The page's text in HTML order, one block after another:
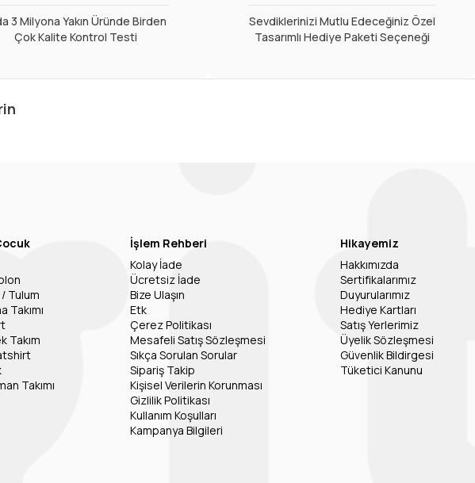
3 Milyona Yakın Üründe Birden
Çok Kalite Kontrol Testi
Sevdiklerinizi Mutlu Edeceğiniz Özel
Tasarımlı Hediye Paketi Seçeneği
/ Tulum
Takımı
Takım
Takımı
İşlem Rehberi
Kolay İade
Ücretsiz İade
Bize Ulaşın
Etk
Çerez Politikası
Mesafeli Satış Sözleşmesi
Sıkça Sorulan Sorular
Sipariş Takip
Kişisel Verilerin Korunması
Gizlilik Politikası
Kullanım Koşulları
Kampanya Bilgileri
Hikayemiz
Hakkımızda
Sertifikalarımız
Duyurularımız
Hediye Kartları
Satış Yerlerimiz
Üyelik Sözleşmesi
Güvenlik Bildirgesi
Tüketici Kanunu